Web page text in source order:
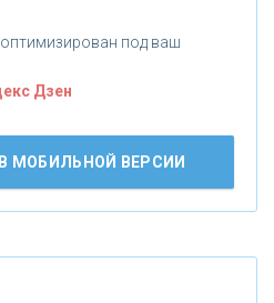
БАНК»
впервые за 19 лет -
под ваш
Дзен
МОБИЛЬНОЙ ВЕРСИИ